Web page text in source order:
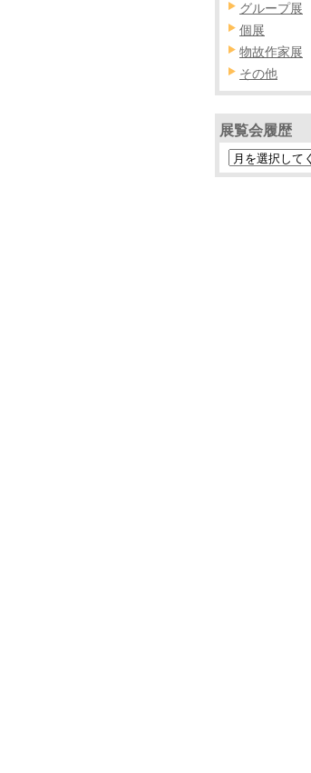
グループ展
個展
物故作家展
その他
展覧会履歴